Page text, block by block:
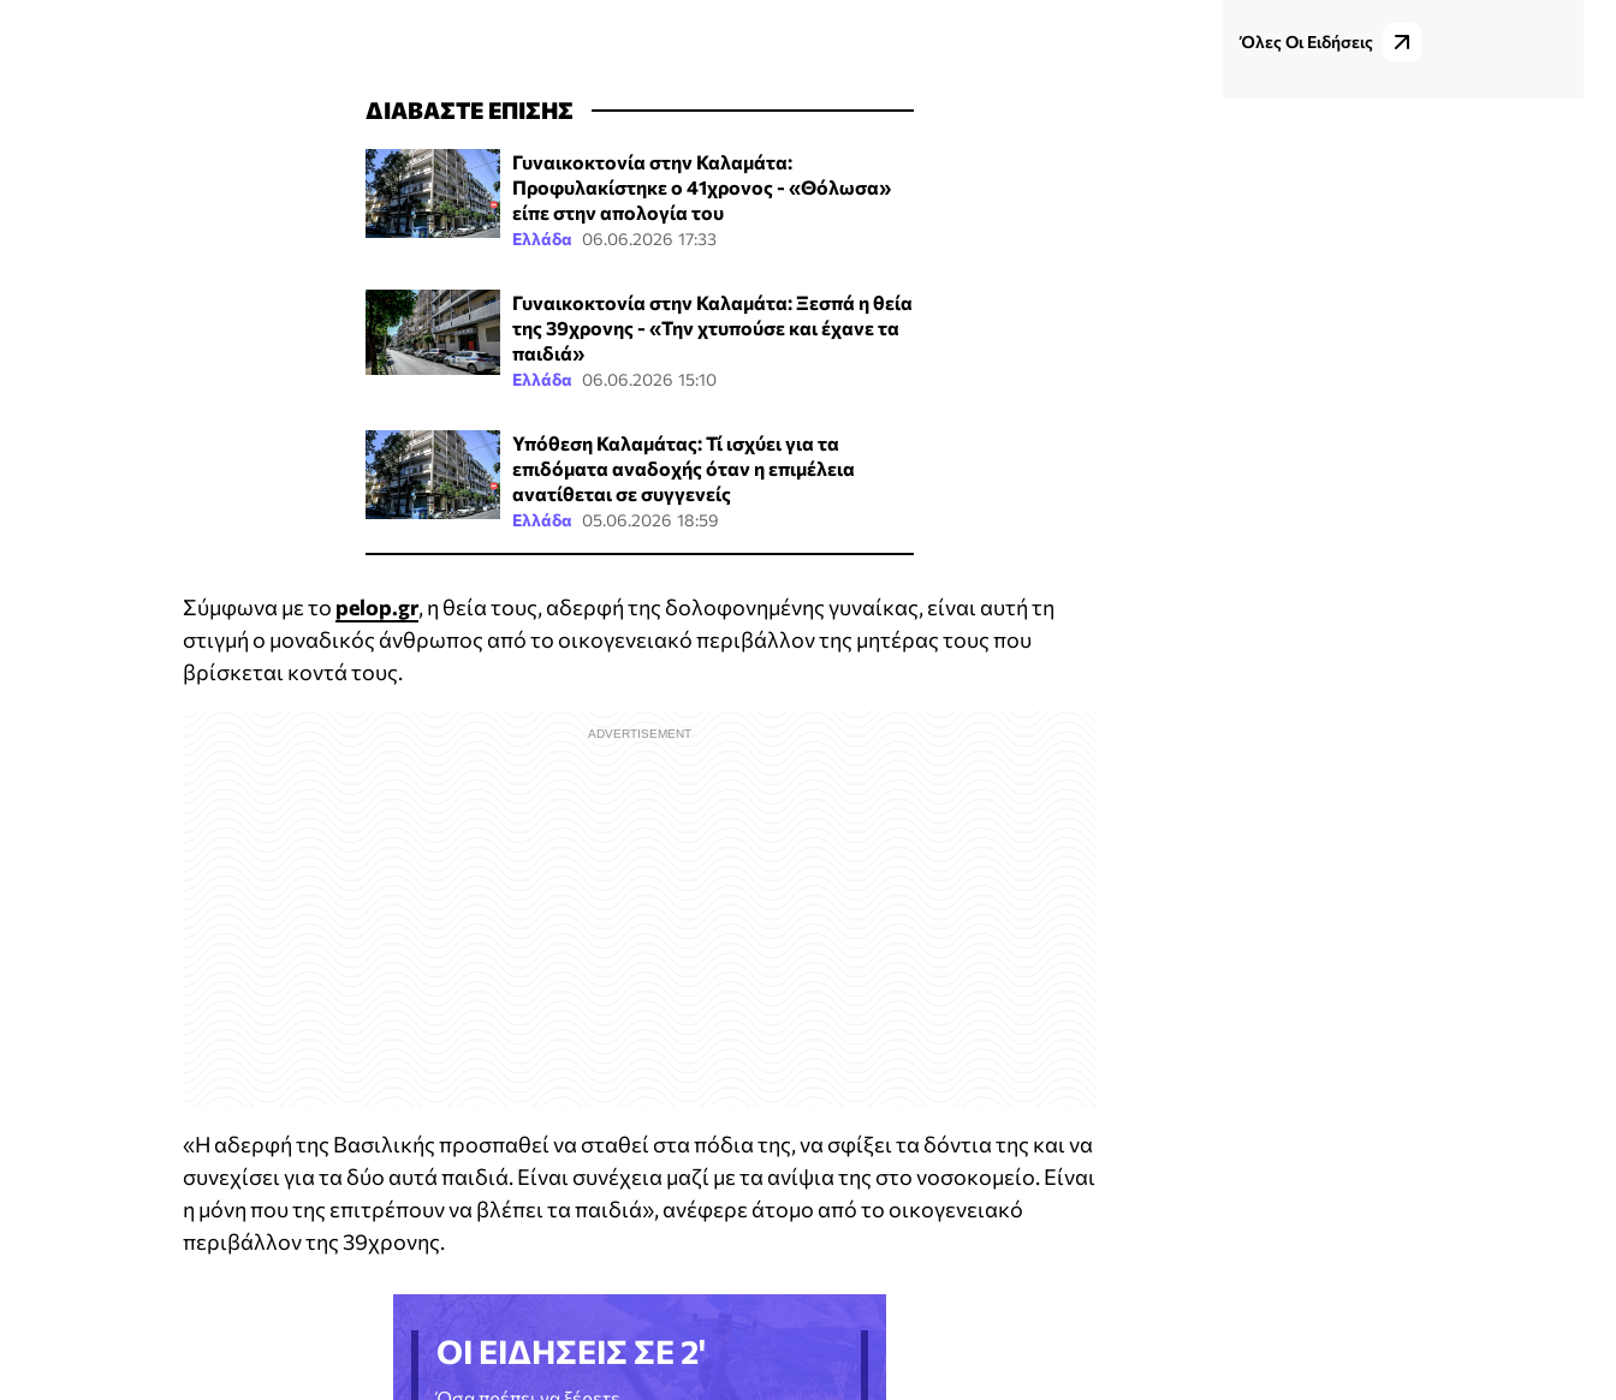
ΔΙΑΒΑΣΤΕ ΕΠΙΣΗΣ
Γυναικοκτονία στην Καλαμάτα:
Προφυλακίστηκε ο 41χρονος - «Θόλωσα»
είπε στην απολογία του
Ελλάδα 06.06.2026 17:33
Γυναικοκτονία στην Καλαμάτα: Ξεσπά η θεία
της 39χρονης - «Την χτυπούσε και έχανε τα
παιδιά»
Ελλάδα 06.06.2026 15:10
Υπόθεση Καλαμάτας: Τί ισχύει για τα
επιδόματα αναδοχής όταν η επιμέλεια
ανατίθεται σε συγγενείς
Ελλάδα 05.06.2026 18:59
Σύμφωνα με το pelop.gr, η θεία τους, αδερφή της δολοφονημένης γυναίκας, είναι αυτή τη
στιγμή ο μοναδικός άνθρωπος από το οικογενειακό περιβάλλον της μητέρας τους που
βρίσκεται κοντά τους.
«Η αδερφή της Βασιλικής προσπαθεί να σταθεί στα πόδια της, να σφίξει τα δόντια της και να
συνεχίσει για τα δύο αυτά παιδιά. Είναι συνέχεια μαζί με τα ανίψια της στο νοσοκομείο. Είναι
η μόνη που της επιτρέπουν να βλέπει τα παιδιά», ανέφερε άτομο από το οικογενειακό
περιβάλλον της 39χρονης.
ΟΙ ΕΙΔΗΣΕΙΣ ΣΕ 2'
Όλες Οι Ειδήσεις